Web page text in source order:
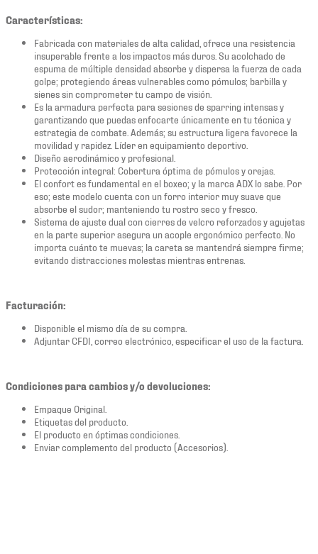
Características:
Fabricada con materiales de alta calidad, ofrece una resistencia
insuperable frente a los impactos más duros. Su acolchado de
espuma de múltiple densidad absorbe y dispersa la fuerza de cada
golpe; protegiendo áreas vulnerables como pómulos; barbilla y
sienes sin comprometer tu campo de visión.
Es la armadura perfecta para sesiones de sparring intensas y
garantizando que puedas enfocarte únicamente en tu técnica y
estrategia de combate. Además; su estructura ligera favorece la
movilidad y rapidez. Líder en equipamiento deportivo.
Diseño aerodinámico y profesional.
Protección integral: Cobertura óptima de pómulos y orejas.
El confort es fundamental en el boxeo; y la marca ADX lo sabe. Por
eso; este modelo cuenta con un forro interior muy suave que
absorbe el sudor; manteniendo tu rostro seco y fresco.
Sistema de ajuste dual con cierres de velcro reforzados y agujetas
en la parte superior asegura un acople ergonómico perfecto. No
importa cuánto te muevas; la careta se mantendrá siempre firme;
evitando distracciones molestas mientras entrenas.
Facturación:
Disponible el mismo día de su compra.
Adjuntar CFDI, correo electrónico, especificar el uso de la factura.
Condiciones para cambios y/o devoluciones:
Empaque Original.
Etiquetas del producto.
El producto en óptimas condiciones.
Enviar complemento del producto (Accesorios).